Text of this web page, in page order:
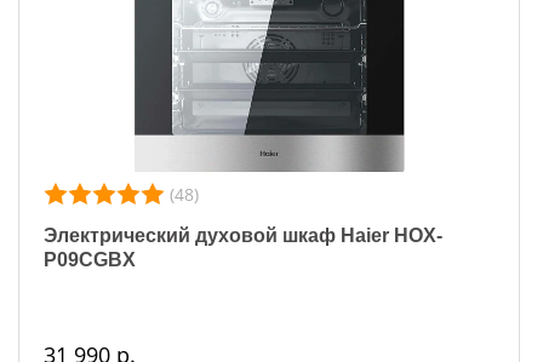
(48)
Электрический духовой шкаф Haier HOX-
P09CGBX
31 990 р.